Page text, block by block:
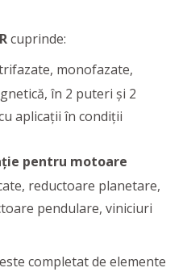
cuprinde:
monofazate,
în 2 puteri şi 2
aplicaţii în condiţii
pentru motoare
reductoare planetare,
pendulare, viniciuri
completat de elemente